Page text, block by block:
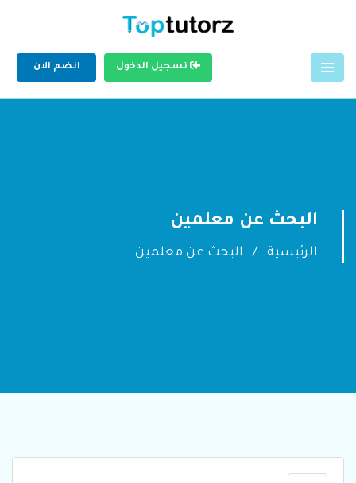
تسجيل الدخول انضم الان
البحث عن معلمين
الرئيسية البحث عن معلمين